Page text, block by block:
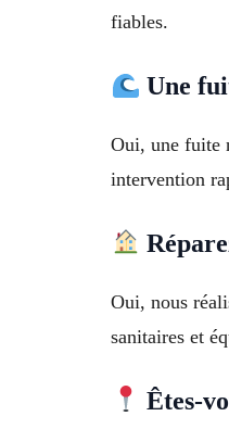
fiables.
Une
Oui, une fuite
intervention
Oui, nous
sanitaires et
Êtes-